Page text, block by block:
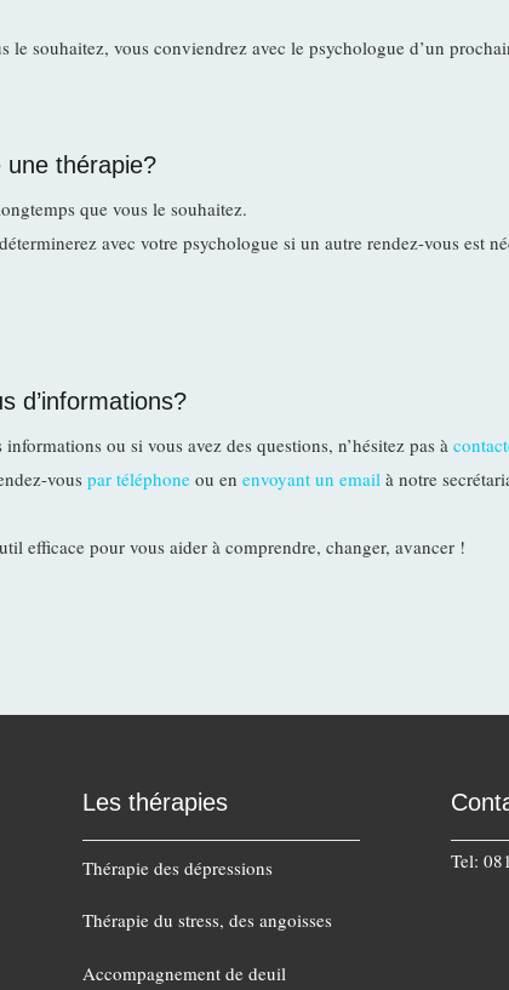
le souhaitez, vous conviendrez avec le psychologue d’un
une thérapie?
que vous le souhaitez.
avec votre psychologue si un autre rendez-vous est
d’informations?
ou si vous avez des questions, n’hésitez pas à
vous par téléphone ou en envoyant un email à notre
efficace pour vous aider à comprendre, changer, avancer !
Les thérapies
Thérapie des dépressions
Thérapie du stress, des angoisses
Accompagnement de deuil
Tel: